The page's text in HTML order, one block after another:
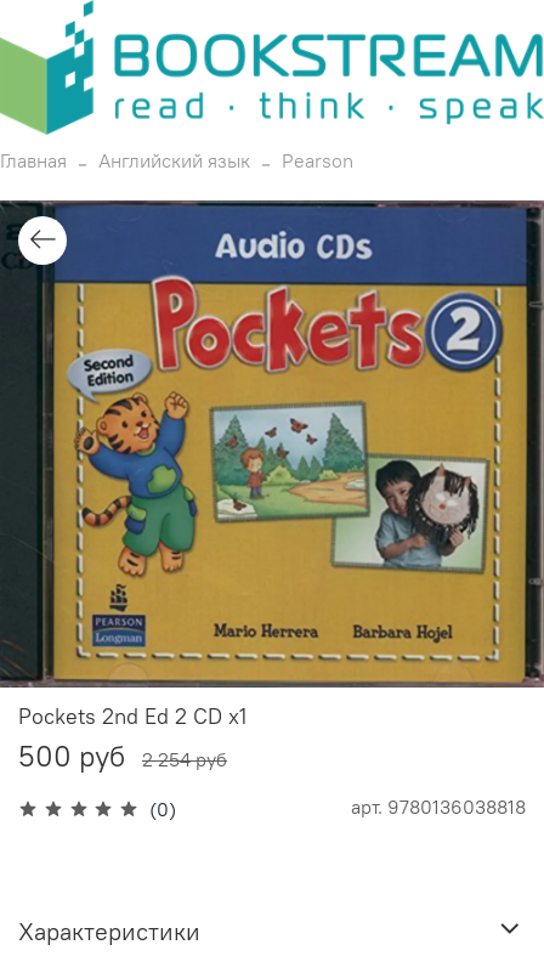
Главная Английский язык Pearson
(0) арт. 9780136038818
Pockets 2nd Ed 2 CD х1
500 руб 2 254 руб
Характеристики